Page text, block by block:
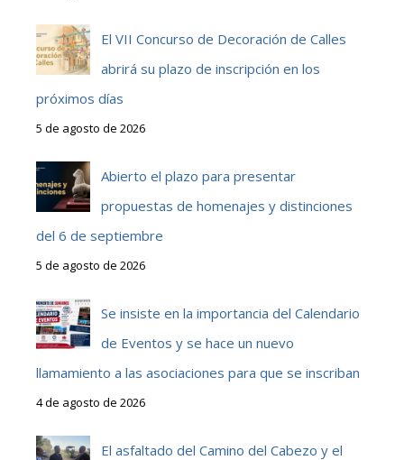
El VII Concurso de Decoración de Calles
abrirá su plazo de inscripción en los
próximos días
5 de agosto de 2026
Abierto el plazo para presentar
propuestas de homenajes y distinciones
del 6 de septiembre
5 de agosto de 2026
Se insiste en la importancia del Calendario
de Eventos y se hace un nuevo
llamamiento a las asociaciones para que se inscriban
4 de agosto de 2026
El asfaltado del Camino del Cabezo y el